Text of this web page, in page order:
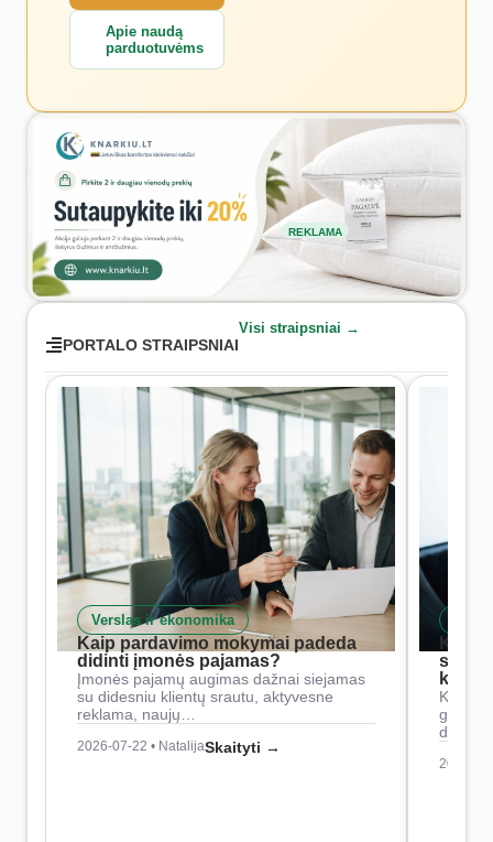
Apie naudą
parduotuvėms
REKLAMA
PORTALO STRAIPSNIAI
Visi straipsniai →
Verslas ir ekonomika
Kaip pardavimo mokymai padeda
didinti įmonės pajamas?
Įmonės pajamų augimas dažnai siejamas
su didesniu klientų srautu, aktyvesne
reklama, naujų…
2026-07-22 • NatalijaSkaityti →
Kaip
2026-